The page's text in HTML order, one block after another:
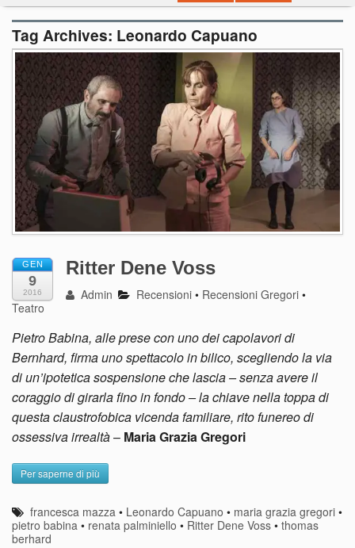
Contatti
dT in English
Tag Archives: Leonardo Capuano
GEN
9
2016
Ritter Dene Voss
Admin Recensioni • Recensioni Gregori •
Teatro
Pietro Babina, alle prese con uno dei capolavori di
Bernhard, firma uno spettacolo in bilico, scegliendo la via
di un’ipotetica sospensione che lascia – senza avere il
coraggio di girarla fino in fondo – la chiave nella toppa di
questa claustrofobica vicenda familiare, rito funereo di
ossessiva irrealtà– Maria Grazia Gregori
Per saperne di più
francesca mazza • Leonardo Capuano • maria grazia gregori •
pietro babina • renata palminiello • Ritter Dene Voss • thomas
berhard